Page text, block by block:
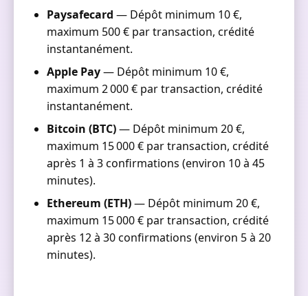
Paysafecard — Dépôt minimum 10 €,
maximum 500 € par transaction, crédité
instantanément.
Apple Pay— Dépôt minimum 10 €,
maximum 2 000 € par transaction, crédité
instantanément.
Bitcoin (BTC)— Dépôt minimum 20 €,
maximum 15 000 € par transaction, crédité
après 1 à 3 confirmations (environ 10 à 45
minutes).
Ethereum (ETH)— Dépôt minimum 20 €,
maximum 15 000 € par transaction, crédité
après 12 à 30 confirmations (environ 5 à 20
minutes).